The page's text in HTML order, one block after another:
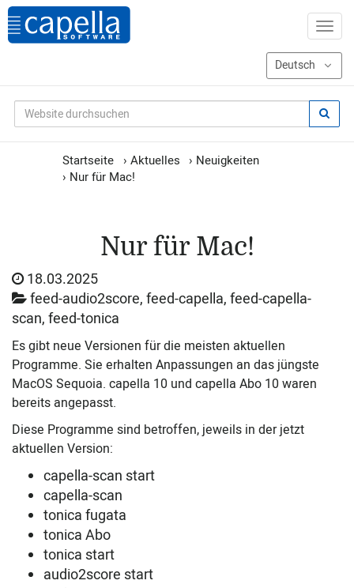
Startseite › Aktuelles › Neuigkeiten
› Nur für Mac!
Nur für Mac!
18.03.2025
feed-audio2score, feed-capella, feed-capella-
scan, feed-tonica
Es gibt neue Versionen für die meisten aktuellen
Programme. Sie erhalten Anpassungen an das jüngste
MacOS Sequoia. capella 10 und capella Abo 10 waren
bereits angepasst.
Diese Programme sind betroffen, jeweils in der jetzt
aktuellen Version:
capella-scan start
capella-scan
tonica fugata
tonica Abo
tonica start
audio2score start